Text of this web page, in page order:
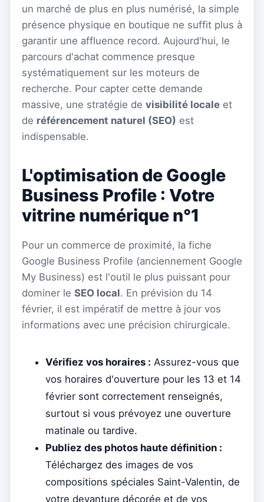
un marché de plus en plus numérisé, la simple
présence physique en boutique ne suffit plus à
garantir une affluence record. Aujourd'hui, le
parcours d'achat commence presque
systématiquement sur les moteurs de
recherche. Pour capter cette demande
massive, une stratégie de visibilité locale et
de référencement naturel (SEO) est
indispensable.
L'optimisation de Google
Business Profile : Votre
vitrine numérique n°1
Pour un commerce de proximité, la fiche
Google Business Profile (anciennement Google
My Business) est l'outil le plus puissant pour
dominer le SEO local. En prévision du 14
février, il est impératif de mettre à jour vos
informations avec une précision chirurgicale.
Vérifiez vos horaires : Assurez-vous que
vos horaires d'ouverture pour les 13 et 14
février sont correctement renseignés,
surtout si vous prévoyez une ouverture
matinale ou tardive.
Publiez des photos haute définition :
Téléchargez des images de vos
compositions spéciales Saint-Valentin, de
votre devanture décorée et de vos